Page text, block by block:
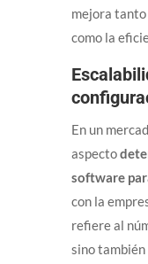
mejora
como la
En un
aspecto
software
con la
refiere al
sino